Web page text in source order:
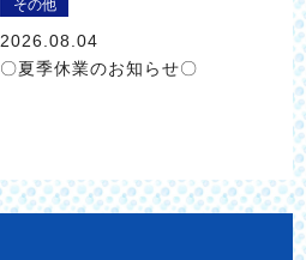
その他
2026.08.04
〇夏季休業のお知らせ〇